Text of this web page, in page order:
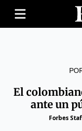
El
ante un
Forbes